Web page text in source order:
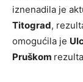
iznenadila je
Titograd,
omogućila je
Pruškom